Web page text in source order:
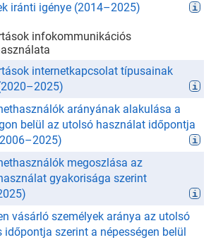
iránti igénye (2014–2025)
infokommunikációs
internetkapcsolat típusainak
2020–2025)
arányának alakulása a
belül az utolsó használat időpontja
2006–2025)
megoszlása az
gyakorisága szerint
)
vásárló személyek aránya az utolsó
időpontja szerint a népességen belül